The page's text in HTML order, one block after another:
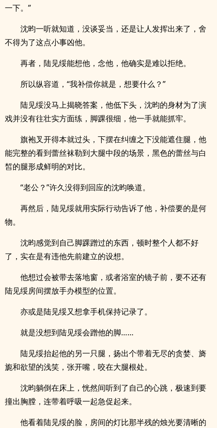
一下。”
沈昀一听就知道，没谈妥当，还是让人发挥出来了，舍
不得为了这点小事凶他。
再者，陆见绥能想他，念他，他确实是难以拒绝。
所以纵容道，“我补偿你就是，想要什么？”
陆见绥没马上揭晓答案，他低下头，沈昀的身材为了演
戏并没有往壮实方面练，脚踝很细，他一手就能抓牢。
旗袍叉开得本就过头，下摆在纠缠之下没能遮住腿，他
能完整的看到蕾丝袜勒到大腿中段的场景，黑色的蕾丝与白
皙的腿形成鲜明的对比。
“老公？”许久没得到回应的沈昀唤道。
再然后，陆见绥就用实际行动告诉了他，补偿要的是何
物。
沈昀感觉到自己脚踝蹭过的东西，顿时整个人都不好
了，实在是有违他先前建立的设想。
他想过会被带去落地窗，或者浴室的镜子前，要不还有
陆见绥房间摆放手办模型的位置。
亦或是陆见绥又想拿手机保持记录了。
就是没想到陆见绥会蹭他的脚……
陆见绥抬起他的另一只腿，扬出个带着无尽的贪婪、旖
旎和欲望的浅笑，张开嘴，咬在大腿根处。
沈昀躺倒在床上，恍然间听到了自己的心跳，极速到要
撞出胸膛，连带着呼吸一起急促起来。
他看着陆见绥的脸，房间的灯比那半残的烛光要清晰的